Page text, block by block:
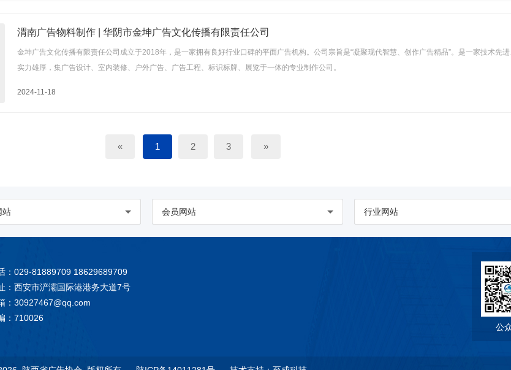
渭南广告物料制作 | 华阴市金坤广告文化传播有限责任公司
金坤广告文化传播有限责任公司成立于2018年，是一家拥有良好行业口碑的平面广告机构。公司宗旨是“凝聚现代智慧、创作广告精品”。是一家技术先
实力雄厚，集广告设计、室内装修、户外广告、广告工程、标识标牌、展览于一体的专业制作公司。
2024-11-18
« 1 2 3 »
站 会员网站 行业网站
：029-81889709 18629689709
：西安市浐灞国际港港务大道7号
： 30927467@qq.com
：710026
公